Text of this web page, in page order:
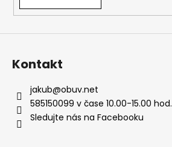
Kontakt
jakub@obuv.net
585150099 v čase 10.00-15.00 hod.
Sledujte nás na Facebooku